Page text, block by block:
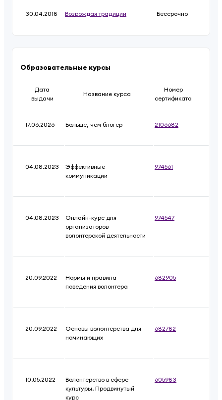
30.04.2018 Возрождая традиции Бессрочно
Образовательные курсы
Дата
выдачи
Название курса
Номер
сертификата
17.06.2026 Больше, чем блогер 2106682
04.08.2023
Эффективные
коммуникации
974561
04.08.2023
Онлайн-курс для
организаторов
волонтерской деятельности
974547
20.09.2022
Нормы и правила
поведения волонтера
682905
20.09.2022
Основы волонтерства для
начинающих
682782
10.05.2022
Волонтерство в сфере
культуры. Продвинутый
курс
605983